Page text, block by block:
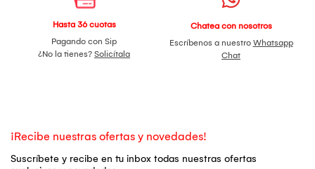
Hasta 36 cuotas
Pagando con Sip
¿No la tienes? Solicítala
Chatea con nosotros
Escríbenos a nuestro Whatsapp
Chat
¡Recibe nuestras ofertas y novedades!
Suscríbete y recibe en tu inbox todas nuestras ofertas